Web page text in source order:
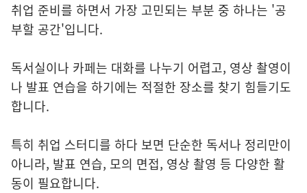
취업 준비를 하면서 가장 고민되는 부분 중 하나는 '공
부할 공간'입니다.
독서실이나 카페는 대화를 나누기 어렵고, 영상 촬영이
나 발표 연습을 하기에는 적절한 장소를 찾기 힘들기도
합니다.
특히 취업 스터디를 하다 보면 단순한 독서나 정리만이
아니라, 발표 연습, 모의 면접, 영상 촬영 등 다양한 활
동이 필요합니다.